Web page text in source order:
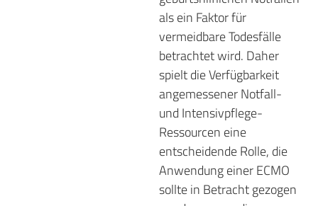
als ein Faktor für
vermeidbare Todesfälle
betrachtet wird. Daher
spielt die Verfügbarkeit
angemessener Notfall-
und Intensivpflege-
Ressourcen eine
entscheidende Rolle, die
Anwendung einer ECMO
sollte in Betracht gezogen